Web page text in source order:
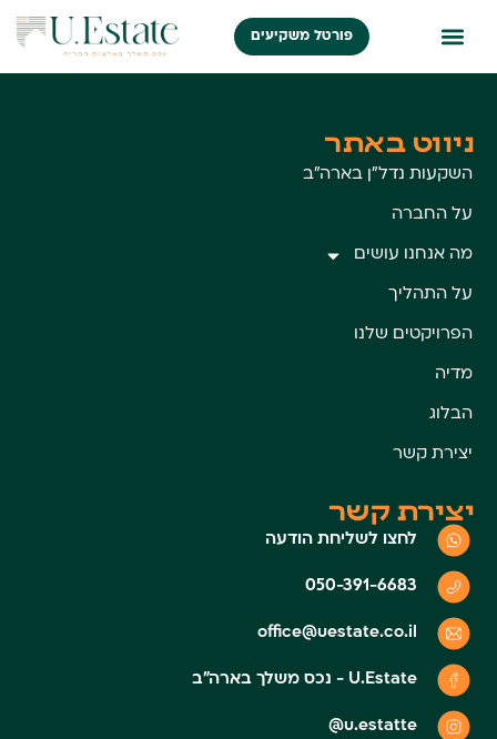
פורטל משקיעים
ניווט באתר
השקעות נדל״ן בארה״ב
על החברה
מה אנחנו עושים
על התהליך
הפרויקטים שלנו
מדיה
הבלוג
יצירת קשר
יצירת קשר
לחצו לשליחת הודעה
050-391-6683
office@uestate.co.il
U.Estate - נכס משלך בארה״ב
u.estatte@